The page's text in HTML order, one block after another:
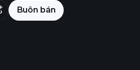
Buôn bán